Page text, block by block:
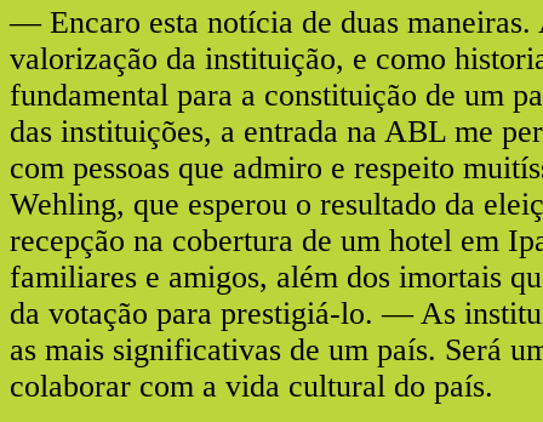
— Encaro esta notícia de duas maneiras.
valorização da instituição, e como
fundamental para a constituição de um
das instituições, a entrada na ABL me
com pessoas que admiro e respeito
Wehling, que esperou o resultado da
recepção na cobertura de um hotel em
familiares e amigos, além dos imortais
da votação para prestigiá-lo. — As
as mais significativas de um país. Será
colaborar com a vida cultural do país.